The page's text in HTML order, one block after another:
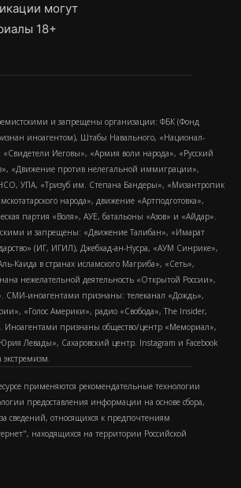
могут
18+
и запрещены организации: ФБК (Фонд
иноагентом), Штабы Навального, «Национал-
«Свидетели Иеговы», «Армия воли народа», «Русский
«Движение против нелегальной иммиграции»,
УПА, «Тризуб им. Степана Бандеры», «Мизантропик
народа», движение «Артподготовка»,
партия «Воля», АУЕ, батальоны «Азов» и «Айдар».
и запрещены: «Движение Талибан», «Имарат
(ИГ, ИГИЛ), Джебхад-ан-Нусра, «АУМ Синрике»,
Каида в странах исламского Магриба», «Сеть»,
нежелательной деятельность «Открытой России»,
СМИ-иноагентами признаны: телеканал «Дождь»,
«Голос Америки», радио «Свобода», The Insider,
признаны общество/центр «Мемориал»,
Левады», Сахаровский центр. Instagram и Facebook
применяются рекомендательные технологии
предоставления информации на основе сбора,
сведений, относящихся к предпочтениям
находящихся на территории Российской